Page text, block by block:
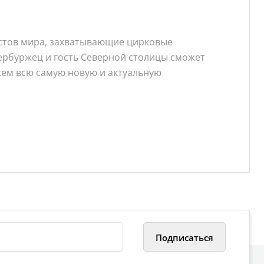
мира, захватывающие цирковые
и гость Северной столицы сможет
всю самую новую и актуальную